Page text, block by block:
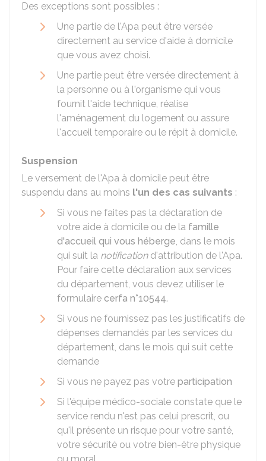
Des exceptions sont possibles :
Une partie de l'Apa peut être versée
directement au service d'aide à domicile
que vous avez choisi.
Une partie peut être versée directement à
la personne ou à l'organisme qui vous
fournit l'aide technique, réalise
l'aménagement du logement ou assure
l'accueil temporaire ou le répit à domicile.
Suspension
Le versement de l'Apa à domicile peut être
suspendu dans au moins l'un des cas suivants :
Si vous ne faites pas la déclaration de
votre aide à domicile ou de la famille
d'accueil qui vous héberge, dans le mois
qui suit la notificationd'attribution de l'Apa.
Pour faire cette déclaration aux services
du département, vous devez utiliser le
formulaire cerfa n°10544.
Si vous ne fournissez pas les justificatifs de
dépenses demandés par les services du
département, dans le mois qui suit cette
demande
Si vous ne payez pas votre participation
Si l'équipe médico-sociale constate que le
service rendu n'est pas celui prescrit, ou
qu'il présente un risque pour votre santé,
votre sécurité ou votre bien-être physique